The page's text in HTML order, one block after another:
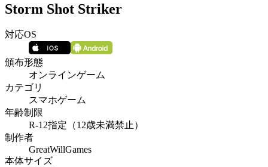
Storm Shot Striker
対応OS
頒布形態
オンラインゲーム
カテゴリ
スマホゲーム
年齢制限
R-12指定（12歳未満禁止）
制作者
GreatWillGames
本体サイズ